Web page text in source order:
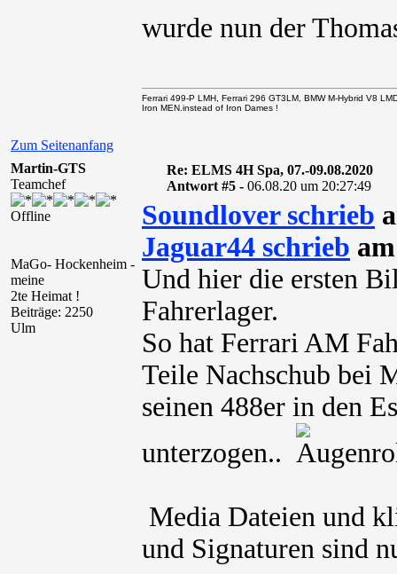
wurde nun der
Zum Seitenanfang
Ferrari 499-P LMH, Ferrari 296 GT3LM, BMW M-Hybrid V8
Iron MEN.instead of Iron Dames !
Martin-GTS
Teamchef
Offline
MaGo- Hockenheim -
meine
2te Heimat !
Beiträge: 2250
Ulm
Re: ELMS 4H Spa, 07.-09.08.2020
Antwort #5 - 06.08.20 um 20:27:49
Soundlover schrieb
Jaguar44 schrieb
Und hier die ersten
Fahrerlager.
So hat Ferrari AM
Teile Nachschub bei
seinen 488er in den
unterzogen..
Media Dateien und
und Signaturen sind